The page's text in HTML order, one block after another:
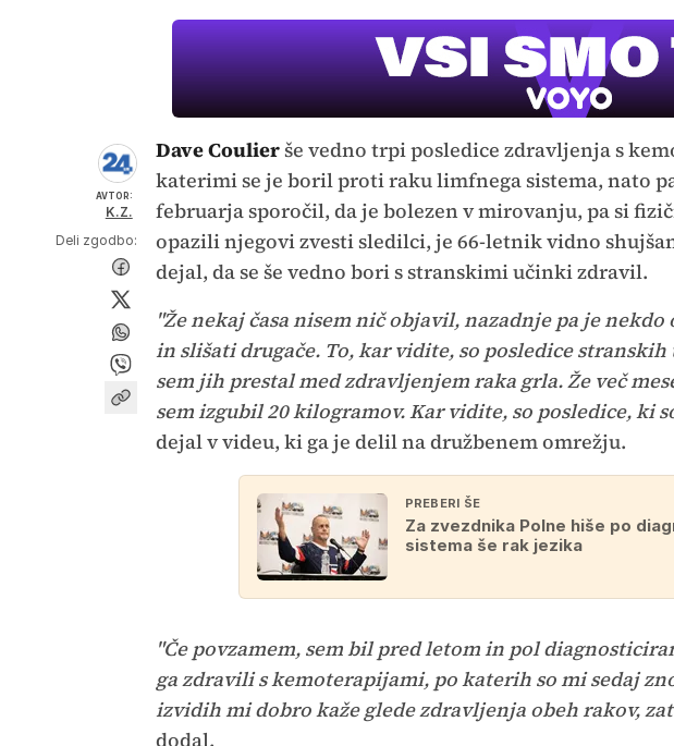
AVTOR:
K.Z.
Deli zgodbo:
Dave Coulierše vedno trpi posledice zdravljenja s
katerimi se je boril proti raku limfnega sistema, nato
februarja sporočil, da je bolezen v mirovanju, pa si
opazili njegovi zvesti sledilci, je 66-letnik vidno
dejal, da se še vedno bori s stranskimi učinki zdravil.
"Že nekaj časa nisem nič objavil, nazadnje pa je
in slišati drugače. To, kar vidite, so posledice
sem jih prestal med zdravljenjem raka grla. Že več
sem izgubil 20 kilogramov. Kar vidite, so posledice, ki
dejal v videu, ki ga je delil na družbenem omrežju.
PREBERI ŠE
Za zvezdnika Polne hiše po
sistema še rak jezika
"Če povzamem, sem bil pred letom in pol
ga zdravili s kemoterapijami, po katerih so mi sedaj
izvidih mi dobro kaže glede zdravljenja obeh rakov,
dodal.